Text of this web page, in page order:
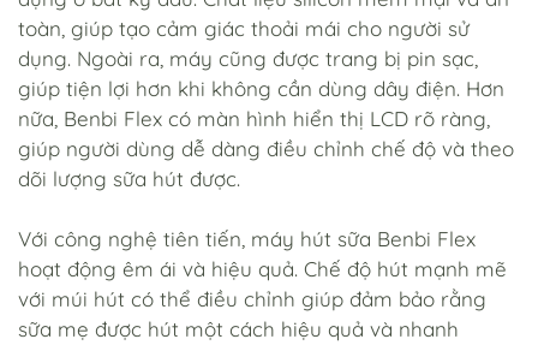
toàn, giúp tạo cảm giác thoải mái cho người sử
dụng. Ngoài ra, máy cũng được trang bị pin sạc,
giúp tiện lợi hơn khi không cần dùng dây điện. Hơn
nữa, Benbi Flex có màn hình hiển thị LCD rõ ràng,
giúp người dùng dễ dàng điều chỉnh chế độ và theo
dõi lượng sữa hút được.
Với công nghệ tiên tiến, máy hút sữa Benbi Flex
hoạt động êm ái và hiệu quả. Chế độ hút mạnh mẽ
với múi hút có thể điều chỉnh giúp đảm bảo rằng
sữa mẹ được hút một cách hiệu quả và nhanh